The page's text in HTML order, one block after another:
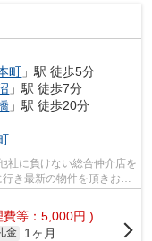
町 」駅 徒歩5分
」駅 徒歩7分
」駅 徒歩20分
社に負けない総合仲介店を
き最新の物件を頂きお客
費等：5,000円 )
金
1ヶ月